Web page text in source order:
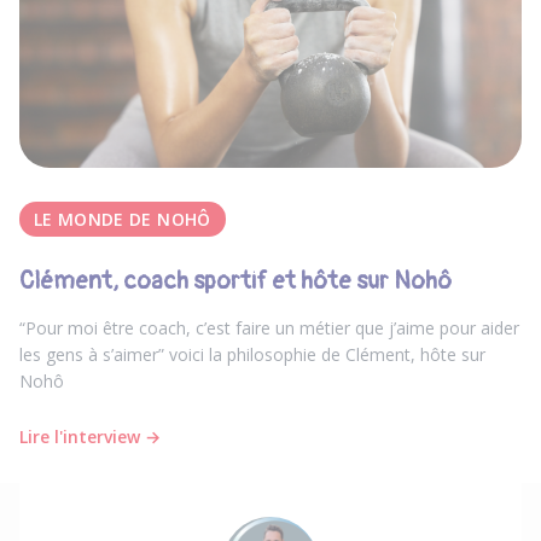
LE MONDE DE NOHÔ
Clément, coach sportif et hôte sur Nohô
“Pour moi être coach, c’est faire un métier que j’aime pour aider
les gens à s’aimer” voici la philosophie de Clément, hôte sur
Nohô
Lire l'interview →